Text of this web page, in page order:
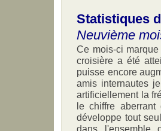
Statistiques
Neuvième
Ce mois-ci
croisière a été
puisse encore
amis internautes
artificiellement la
le chiffre
développe tout
dans l'ensemble